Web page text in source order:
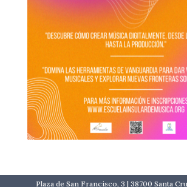
Plaza de San Francisco, 3 | 38700 Santa